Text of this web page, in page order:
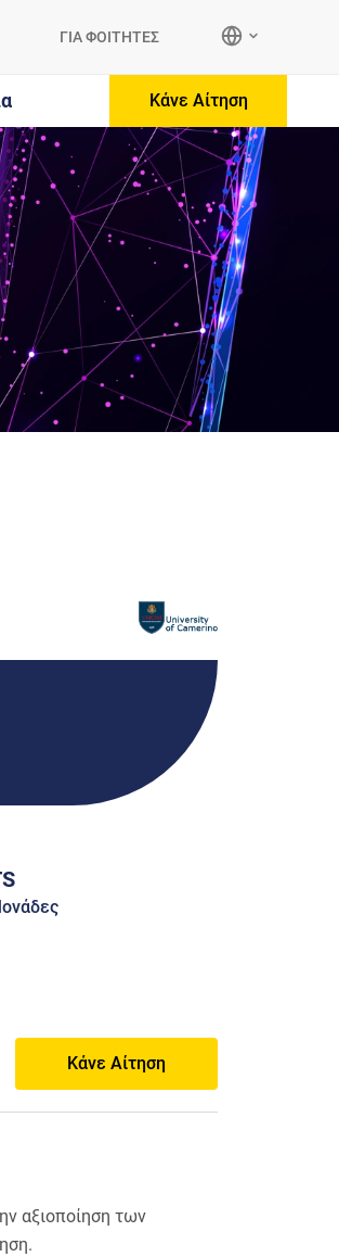
ΓΙΑ ΦΟΙΤΗΤΕΣ
Κάνε Αίτηση
Κάνε Αίτηση
αξιοποίηση των